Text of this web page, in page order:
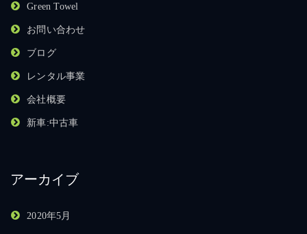
Green Towel
お問い合わせ
ブログ
レンタル事業
会社概要
新車:中古車
アーカイブ
2020年5月